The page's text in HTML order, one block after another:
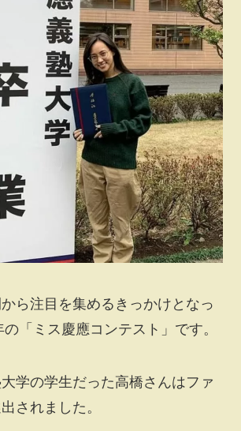
ら注目を集めるきっかけとなっ
「ミス慶應コンテスト」です。
学の学生だった高橋さんはファ
されました。